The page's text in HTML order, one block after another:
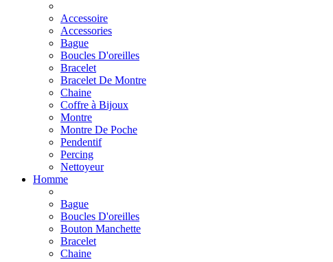
Accessoire
Accessories
Bague
Boucles D'oreilles
Bracelet
Bracelet De Montre
Chaine
Coffre à Bijoux
Montre
Montre De Poche
Pendentif
Percing
Nettoyeur
Homme
Bague
Boucles D'oreilles
Bouton Manchette
Bracelet
Chaine